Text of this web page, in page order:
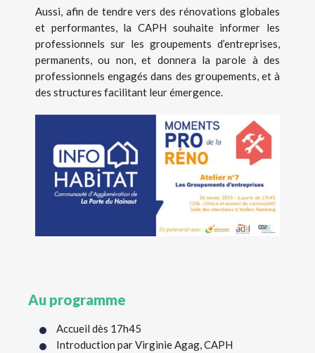
Aussi, afin de tendre vers des rénovations globales
et performantes, la CAPH souhaite informer les
professionnels sur les groupements d’entreprises,
permanents, ou non, et donnera la parole à des
professionnels engagés dans des groupements, et à
des structures facilitant leur émergence.
Au programme
Accueil dès 17h45
Introduction par Virginie Agag, CAPH